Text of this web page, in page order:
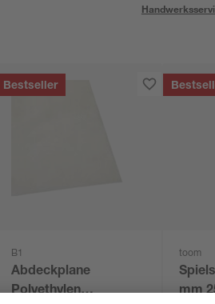
Bestseller
B1
Abdeckplane
Polyethylen
toom
mm